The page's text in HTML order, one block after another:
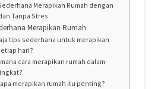
Merapikan Rumah dengan
Tanpa Stres
Merapikan Rumah
tips sederhana untuk merapikan
hari?
cara merapikan rumah dalam
merapikan rumah itu penting?